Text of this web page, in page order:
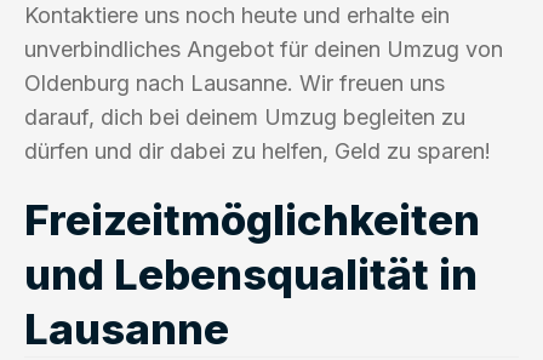
Kontaktiere uns noch heute und erhalte ein
unverbindliches Angebot für deinen Umzug von
Oldenburg nach Lausanne. Wir freuen uns
darauf, dich bei deinem Umzug begleiten zu
dürfen und dir dabei zu helfen, Geld zu sparen!
Freizeitmöglichkeiten
und Lebensqualität in
Lausanne